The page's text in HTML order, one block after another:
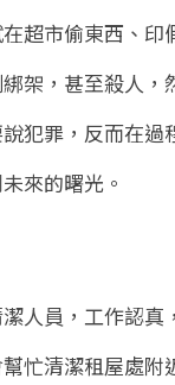
超市偷東西、印
架，甚至殺人，
犯罪，反而在過
來的曙光。
人員，工作認真
忙清潔租屋處附